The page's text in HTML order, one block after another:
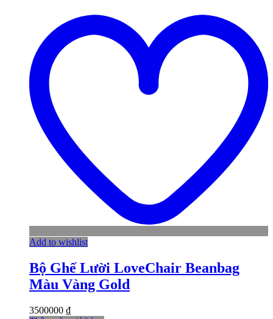
Add to wishlist
Bộ Ghế Lười LoveChair Beanbag
Màu Vàng Gold
3500000 ₫